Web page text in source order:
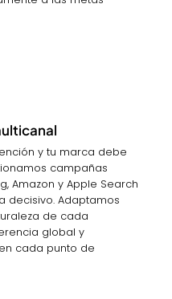
y tu marca debe
campañas
Amazon y Apple Search
decisivo. Adaptamos
de cada
global y
cada punto de